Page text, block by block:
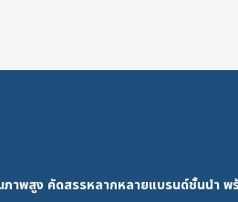
สูง คัดสรรหลากหลายแบรนด์ชั้นนำ พ